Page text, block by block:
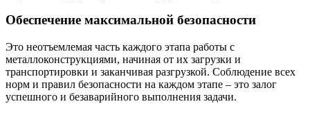
Обеспечение максимальной безопасности
Это неотъемлемая часть каждого этапа работы с
металлоконструкциями, начиная от их загрузки и
транспортировки и заканчивая разгрузкой. Соблюдение всех
норм и правил безопасности на каждом этапе – это залог
успешного и безаварийного выполнения задачи.